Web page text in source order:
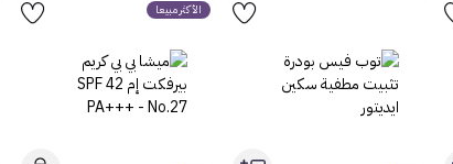
الأكثر مبيعاً